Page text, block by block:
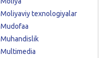
Moliyaviy texnologiyalar
Mudofaa
Muhandislik
Multimedia